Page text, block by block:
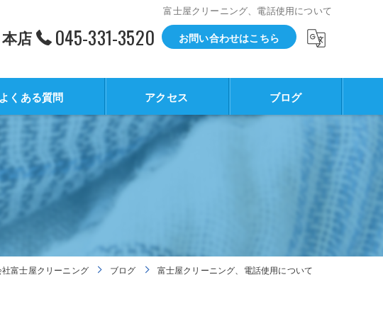
富士屋クリーニング、電話使用について
本店 045-331-3520 お問い合わせはこちら
よくある質問 アクセス ブログ
富士屋クリーニング ブログ 富士屋クリーニング、電話使用について